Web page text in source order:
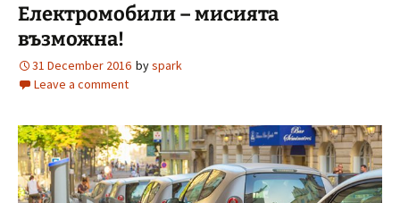
Електромобили – мисията
възможна!
31 December 2016 byspark
Leave a comment